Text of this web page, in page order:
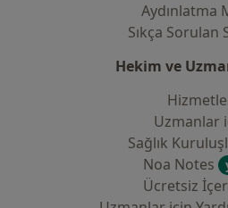
Aydınlatma
Sıkça Sorulan
Hekim ve
Uzmanlar
Sağlık
Noa Notes
Ücretsiz